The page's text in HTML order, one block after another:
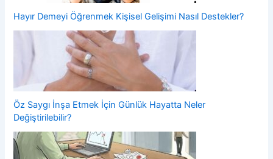
Hayır Demeyi Öğrenmek Kişisel Gelişimi Nasıl Destekler?
Öz Saygı İnşa Etmek İçin Günlük Hayatta Neler
Değiştirilebilir?